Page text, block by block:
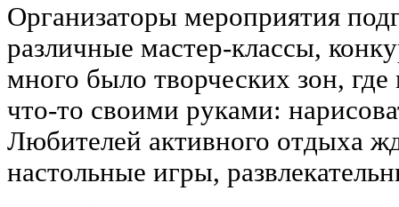
Организаторы мероприятия
различные мастер-классы,
много было творческих зон,
что-то своими руками:
Любителей активного отдыха
настольные игры,